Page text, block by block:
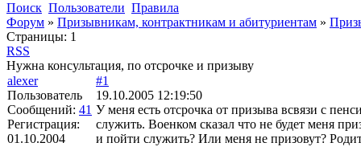
Поиск Пользователи Правила
Форум » Призывникам, контрактникам и абитуриентам »
Страницы: 1
RSS
Нужна консультация, по отсрочке и призыву
alexer
Пользователь
Сообщений: 41
Регистрация:
01.10.2004
#1
19.10.2005 12:19:50
У меня есть отсрочка от призыва всвязи с
служить. Военком сказал что не будет меня
и пойти служить? Или меня не призовут?